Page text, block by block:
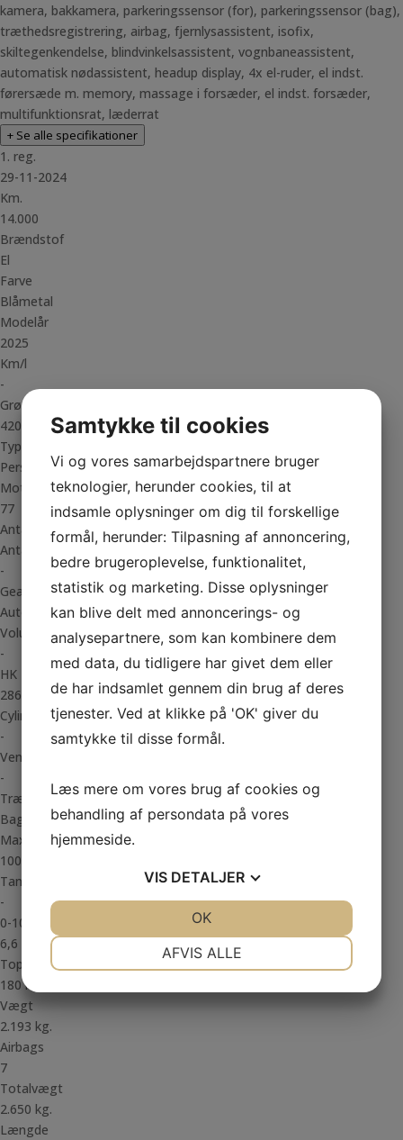
kamera, bakkamera, parkeringssensor (for), parkeringssensor (bag),
træthedsregistrering, airbag, fjernlysassistent, isofix,
skiltegenkendelse, blindvinkelsassistent, vognbaneassistent,
automatisk nødassistent, headup display, 4x el-ruder, el indst.
førersæde m. memory, massage i forsæder, el indst. forsæder,
multifunktionsrat, læderrat
+ Se alle specifikationer
1. reg.
29-11-2024
Km.
14.000
Brændstof
El
Farve
Blåmetal
Modelår
2025
Km/l
-
Grøn ejerafgift
420 kr/halvår
Type
Personvogn
Motor
77
Antal døre
Antal gear
-
Gear type
Auto
Volume
-
HK
286
Cylindre
-
Ventiler
-
Trækhjul
Baghjul
Max. påhæng
1000 Kg.
Tank
-
0-100 km/t.
6,6
Topfart
180 km/t.
Vægt
2.193 kg.
Airbags
7
Totalvægt
2.650 kg.
Længde
Samtykke til cookies
Vi og vores samarbejdspartnere bruger
teknologier, herunder cookies, til at
indsamle oplysninger om dig til forskellige
formål, herunder: Tilpasning af annoncering,
bedre brugeroplevelse, funktionalitet,
statistik og marketing. Disse oplysninger
kan blive delt med annoncerings- og
analysepartnere, som kan kombinere dem
med data, du tidligere har givet dem eller
de har indsamlet gennem din brug af deres
tjenester. Ved at klikke på 'OK' giver du
samtykke til disse formål.
Læs mere om vores brug af cookies og
behandling af persondata på vores
hjemmeside.
VIS DETALJER
AFVIS ALLE
OK